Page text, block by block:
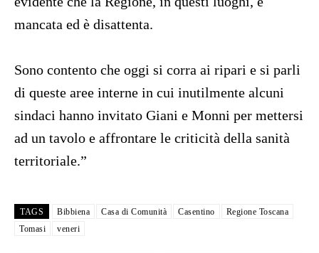
mancata ed è disattenta.
Sono contento che oggi si corra ai ripari e si parli
di queste aree interne in cui inutilmente alcuni
sindaci hanno invitato Giani e Monni per mettersi
ad un tavolo e affrontare le criticità della sanità
territoriale.”
TAGS Bibbiena Casa di Comunità Casentino
Regione Toscana
Tomasi
veneri